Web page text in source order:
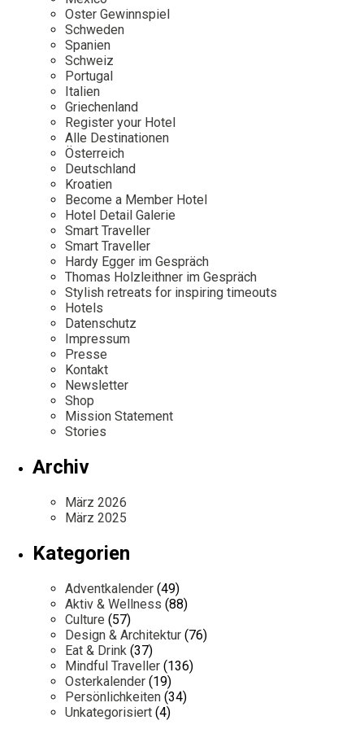
Mexico
Niederlande
Österreich
Portugal
Schweden
Spanien
Schweiz
Persönlichkeiten
Our Story
Career
Kontakt
Impressum
Oster Gewinnspiel
Schweden
Spanien
Schweiz
Portugal
Italien
Griechenland
Register your Hotel
Alle Destinationen
Österreich
Deutschland
Kroatien
Become a Member Hotel
Hotel Detail Galerie
Smart Traveller
Smart Traveller
Hardy Egger im Gespräch
Thomas Holzleithner im Gespräch
Stylish retreats for inspiring timeouts
Hotels
Datenschutz
Impressum
Presse
Kontakt
Newsletter
Shop
Mission Statement
Stories
Archiv
März 2026
März 2025
Kategorien
Adventkalender (49)
Aktiv & Wellness (88)
Culture (57)
Design & Architektur (76)
Eat & Drink (37)
Mindful Traveller (136)
Osterkalender (19)
Persönlichkeiten (34)
Unkategorisiert (4)